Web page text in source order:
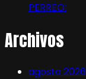
PERREO:
Archivos
agosto 2026